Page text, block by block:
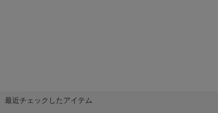
最近チェックしたアイテム